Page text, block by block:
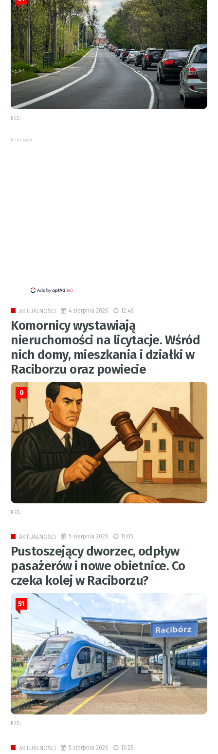
RED.
REKLAMA
AKTUALNOŚCI 4 sierpnia 2026 12:46
Komornicy wystawiają
nieruchomości na licytacje. Wśród
nich domy, mieszkania i działki w
Raciborzu oraz powiecie
0
RED.
AKTUALNOŚCI 5 sierpnia 2026 11:05
Pustoszejący dworzec, odpływ
pasażerów i nowe obietnice. Co
czeka kolej w Raciborzu?
51
RED.
AKTUALNOŚCI 5 sierpnia 2026 13:26